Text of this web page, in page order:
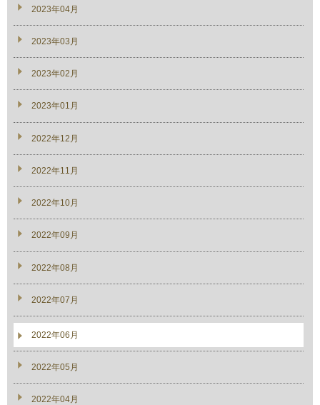
2023年04月
2023年03月
2023年02月
2023年01月
2022年12月
2022年11月
2022年10月
2022年09月
2022年08月
2022年07月
2022年06月
2022年05月
2022年04月